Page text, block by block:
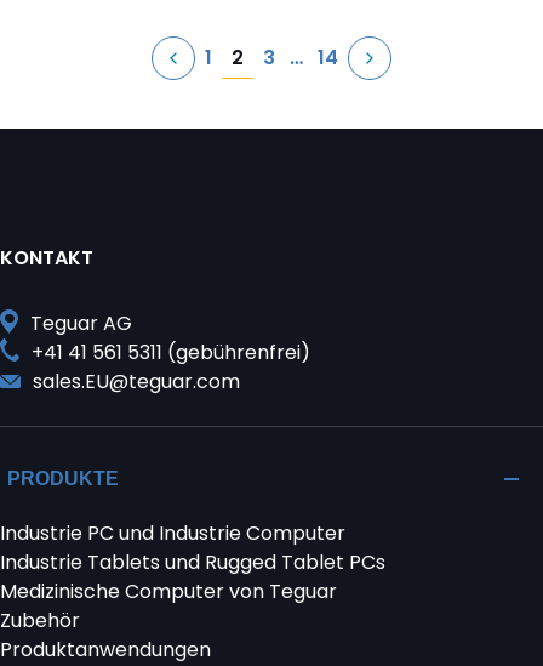
Seitennummerierung 1 2 3 … 14
KONTAKT
Teguar AG
+41 41 561 5311 (gebührenfrei)
sales.EU@teguar.com
PRODUKTE
Industrie PC und Industrie Computer
Industrie Tablets und Rugged Tablet PCs
Medizinische Computer von Teguar
Zubehör
Produktanwendungen